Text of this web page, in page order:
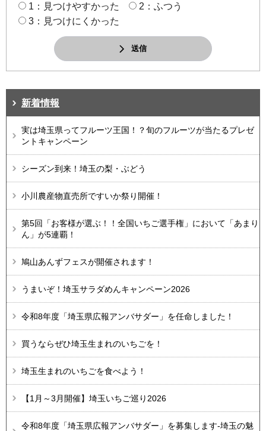
1：見つけやすかった
2：ふつう
3：見つけにくかった
送信
新着情報
実は埼玉県ってフルーツ王国！？旬のフルーツが当たるプレゼ
ントキャンペーン
シーズン到来！埼玉の梨・ぶどう
小川農産物直売所ですいか祭り開催！
第5回「お客様が選ぶ！！全国いちご選手権」において「あまり
ん」が5連覇！
鳩山あんずフェスが開催されます！
うまいぞ！埼玉サラダめんキャンペーン2026
令和8年度「埼玉県広報アンバサダー」を任命しました！
買うならぜひ埼玉生まれのいちごを！
埼玉生まれのいちごを食べよう！
【1月～3月開催】埼玉いちご巡り2026
令和8年度「埼玉県広報アンバサダー」を募集します-埼玉の魅